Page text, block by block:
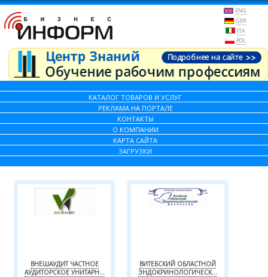
ENG
GER
ITA
POL
КАТАЛОГ ТОВАРОВ И УСЛУГ
РЕКЛАМА НА ПОРТАЛЕ
КОНТАКТЫ
О КОМПАНИИ
КАРТА САЙТА
ЗАГРУЗКИ
ВНЕШАУДИТ ЧАСТНОЕ
АУДИТОРСКОЕ УНИТАРН...
ВИТЕБСКИЙ ОБЛАСТНОЙ
ЭНДОКРИНОЛОГИЧЕСК...